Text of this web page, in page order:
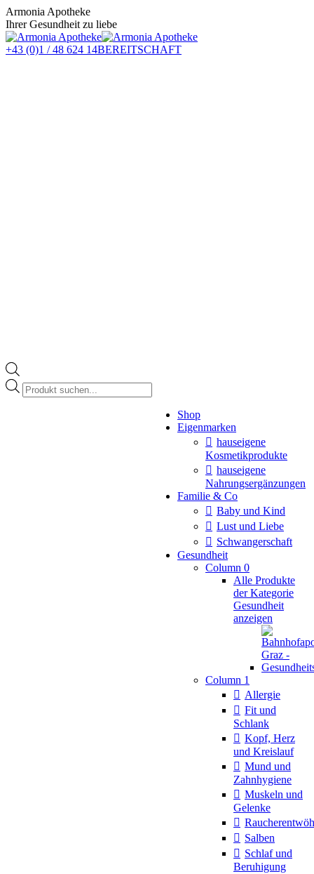
Zum
Inhalt
springen
Armonia Apotheke
Ihrer Gesundheit zu liebe
+43 (0)1 / 48 624 14BEREITSCHAFT
Products
search
Shop
Eigenmarken
hauseigene
Kosmetikprodukte
hauseigene
Nahrungsergänzungen
Familie & Co
Baby und Kind
Lust und Liebe
Schwangerschaft
Gesundheit
Column 0
Alle Produkte
der Kategorie
Gesundheit
anzeigen
Column 1
Allergie
Fit und
Schlank
Kopf, Herz
und Kreislauf
Mund und
Zahnhygiene
Muskeln und
Gelenke
Salben
Schlaf und
Beruhigung